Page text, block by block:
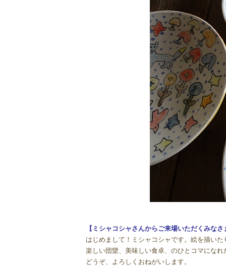
【ミシャコシャさんからご来場いただくみな
はじめまして！ミシャコシャです。絵を描い
楽しい団欒、美味しい食卓、のひとコマにな
どうぞ、よろしくおねがいします。